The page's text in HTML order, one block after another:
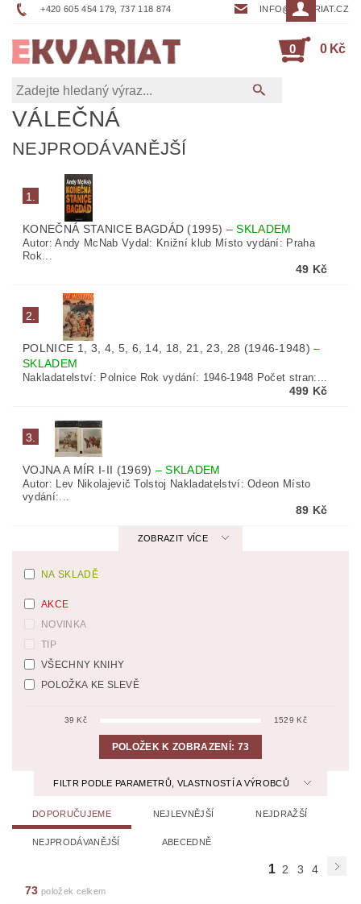
+420 605 454 179, 737 118 874 INFO@EKVARIAT.CZ
0 0 Kč
VÁLEČNÁ
NEJPRODÁVANĚJŠÍ
1.
KONEČNÁ STANICE BAGDÁD (1995) –SKLADEM
Autor: Andy McNab Vydal: Knižní klub Místo vydání: Praha
Rok...
49 Kč
2.
POLNICE 1, 3, 4, 5, 6, 14, 18, 21, 23, 28 (1946-1948)–
SKLADEM
Nakladatelství: Polnice Rok vydání: 1946-1948 Počet stran:...
499 Kč
3.
VOJNA A MÍR I-II (1969) –SKLADEM
Autor: Lev Nikolajevič Tolstoj Nakladatelství: Odeon Místo
vydání:...
89 Kč
ZOBRAZIT VÍCE
NA SKLADĚ
AKCE
NOVINKA
TIP
VŠECHNY KNIHY
POLOŽKA KE SLEVĚ
39 Kč 1529 Kč
POLOŽEK K ZOBRAZENÍ: 73
FILTR PODLE PARAMETRŮ, VLASTNOSTÍ A VÝROBCŮ
DOPORUČUJEME NEJLEVNĚJŠÍ NEJDRAŽŠÍ
NEJPRODÁVANĚJŠÍ ABECEDNĚ
1 2 3
4
73 položek celkem